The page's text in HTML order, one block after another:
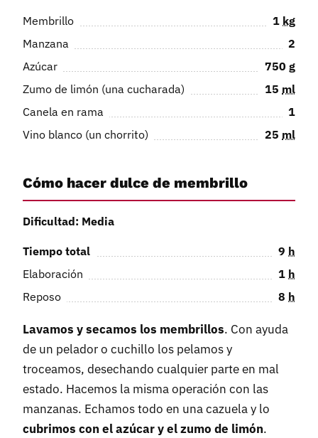
Membrillo 1 kg
Manzana
2
Azúcar
750 g
Zumo de limón (una cucharada)
15 ml
Canela en rama
1
Vino blanco (un chorrito)
25 ml
Cómo hacer dulce de membrillo
Dificultad: Media
Tiempo total 9 h
Elaboración
1 h
Reposo
8 h
Lavamos y secamos los membrillos. Con ayuda
de un pelador o cuchillo los pelamos y
troceamos, desechando cualquier parte en mal
estado. Hacemos la misma operación con las
manzanas. Echamos todo en una cazuela y lo
cubrimos con el azúcar y el zumo de limón.